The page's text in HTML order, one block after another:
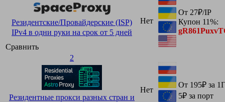
Резидентские/Провайдерские (ISP)
IPv4 в одни руки на срок от 5 дней
Сравнить
Нет
От 27₽/IP
Купон 11%:
2
Резидентные прокси разных стран и
Нет
От 195₽ за
5₽ за порт